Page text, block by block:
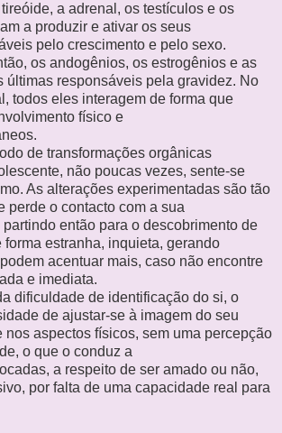
a adrenal, os testículos e os
a produzir e ativar os seus
pelo crescimento e pelo sexo.
os andogênios, os estrogênios e as
últimas responsáveis pela gravidez. No
todos eles interagem de forma que
físico e
de transformações orgânicas
não poucas vezes, sente-se
As alterações experimentadas são tão
perde o contacto com a sua
então para o descobrimento de
forma estranha, inquieta, gerando
acentuar mais, caso não encontre
e imediata.
dificuldade de identificação do si, o
de ajustar-se à imagem do seu
nos aspectos físicos, sem uma percepção
o que o conduz a
a respeito de ser amado ou não,
por falta de uma capacidade real para